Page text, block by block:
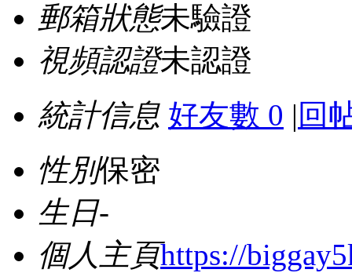
郵箱狀態未驗證
視頻認證未認證
統計信息 好友數 0 | 回
性別保密
生日-
個人主頁https://